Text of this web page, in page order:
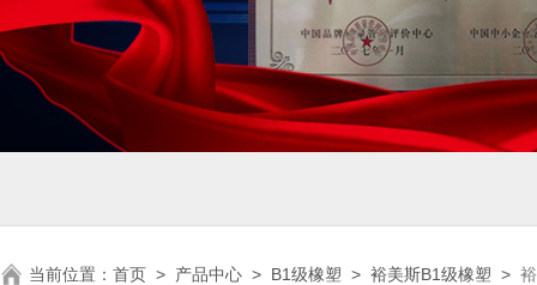
当前位置： 首页 > 产品中心 > B1级橡塑 > 裕美斯B1级橡塑 >